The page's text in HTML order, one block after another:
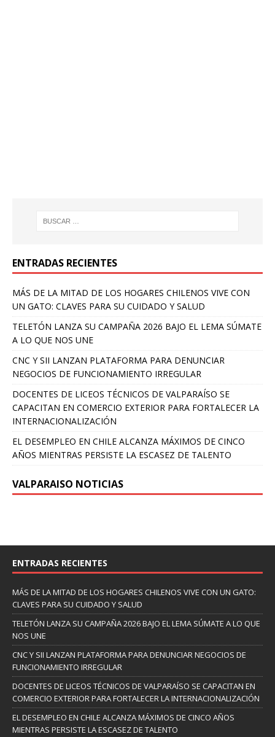
ENTRADAS RECIENTES
MÁS DE LA MITAD DE LOS HOGARES CHILENOS VIVE CON
UN GATO: CLAVES PARA SU CUIDADO Y SALUD
TELETÓN LANZA SU CAMPAÑA 2026 BAJO EL LEMA SÚMATE
A LO QUE NOS UNE
CNC Y SII LANZAN PLATAFORMA PARA DENUNCIAR
NEGOCIOS DE FUNCIONAMIENTO IRREGULAR
DOCENTES DE LICEOS TÉCNICOS DE VALPARAÍSO SE
CAPACITAN EN COMERCIO EXTERIOR PARA FORTALECER LA
INTERNACIONALIZACIÓN
EL DESEMPLEO EN CHILE ALCANZA MÁXIMOS DE CINCO
AÑOS MIENTRAS PERSISTE LA ESCASEZ DE TALENTO
VALPARAISO NOTICIAS
ENTRADAS RECIENTES
MÁS DE LA MITAD DE LOS HOGARES CHILENOS VIVE CON UN GATO:
CLAVES PARA SU CUIDADO Y SALUD
TELETÓN LANZA SU CAMPAÑA 2026 BAJO EL LEMA SÚMATE A LO QUE
NOS UNE
CNC Y SII LANZAN PLATAFORMA PARA DENUNCIAR NEGOCIOS DE
FUNCIONAMIENTO IRREGULAR
DOCENTES DE LICEOS TÉCNICOS DE VALPARAÍSO SE CAPACITAN EN
COMERCIO EXTERIOR PARA FORTALECER LA INTERNACIONALIZACIÓN
EL DESEMPLEO EN CHILE ALCANZA MÁXIMOS DE CINCO AÑOS
MIENTRAS PERSISTE LA ESCASEZ DE TALENTO